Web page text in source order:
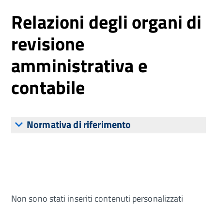
Relazioni degli organi di
revisione
amministrativa e
contabile
Normativa di riferimento
Non sono stati inseriti contenuti personalizzati